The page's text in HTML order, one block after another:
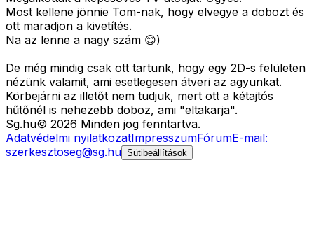
Most kellene jönnie Tom-nak, hogy elvegye a dobozt és
ott maradjon a kivetítés.
Na az lenne a nagy szám 😊)
De még mindig csak ott tartunk, hogy egy 2D-s felületen
nézünk valamit, ami esetlegesen átveri az agyunkat.
Körbejárni az illetőt nem tudjuk, mert ott a kétajtós
hűtőnél is nehezebb doboz, ami "eltakarja".
Sg.hu© 2026 Minden jog fenntartva.
Adatvédelmi nyilatkozatImpresszumFórumE-mail:
szerkesztoseg@sg.hu Sütibeállítások